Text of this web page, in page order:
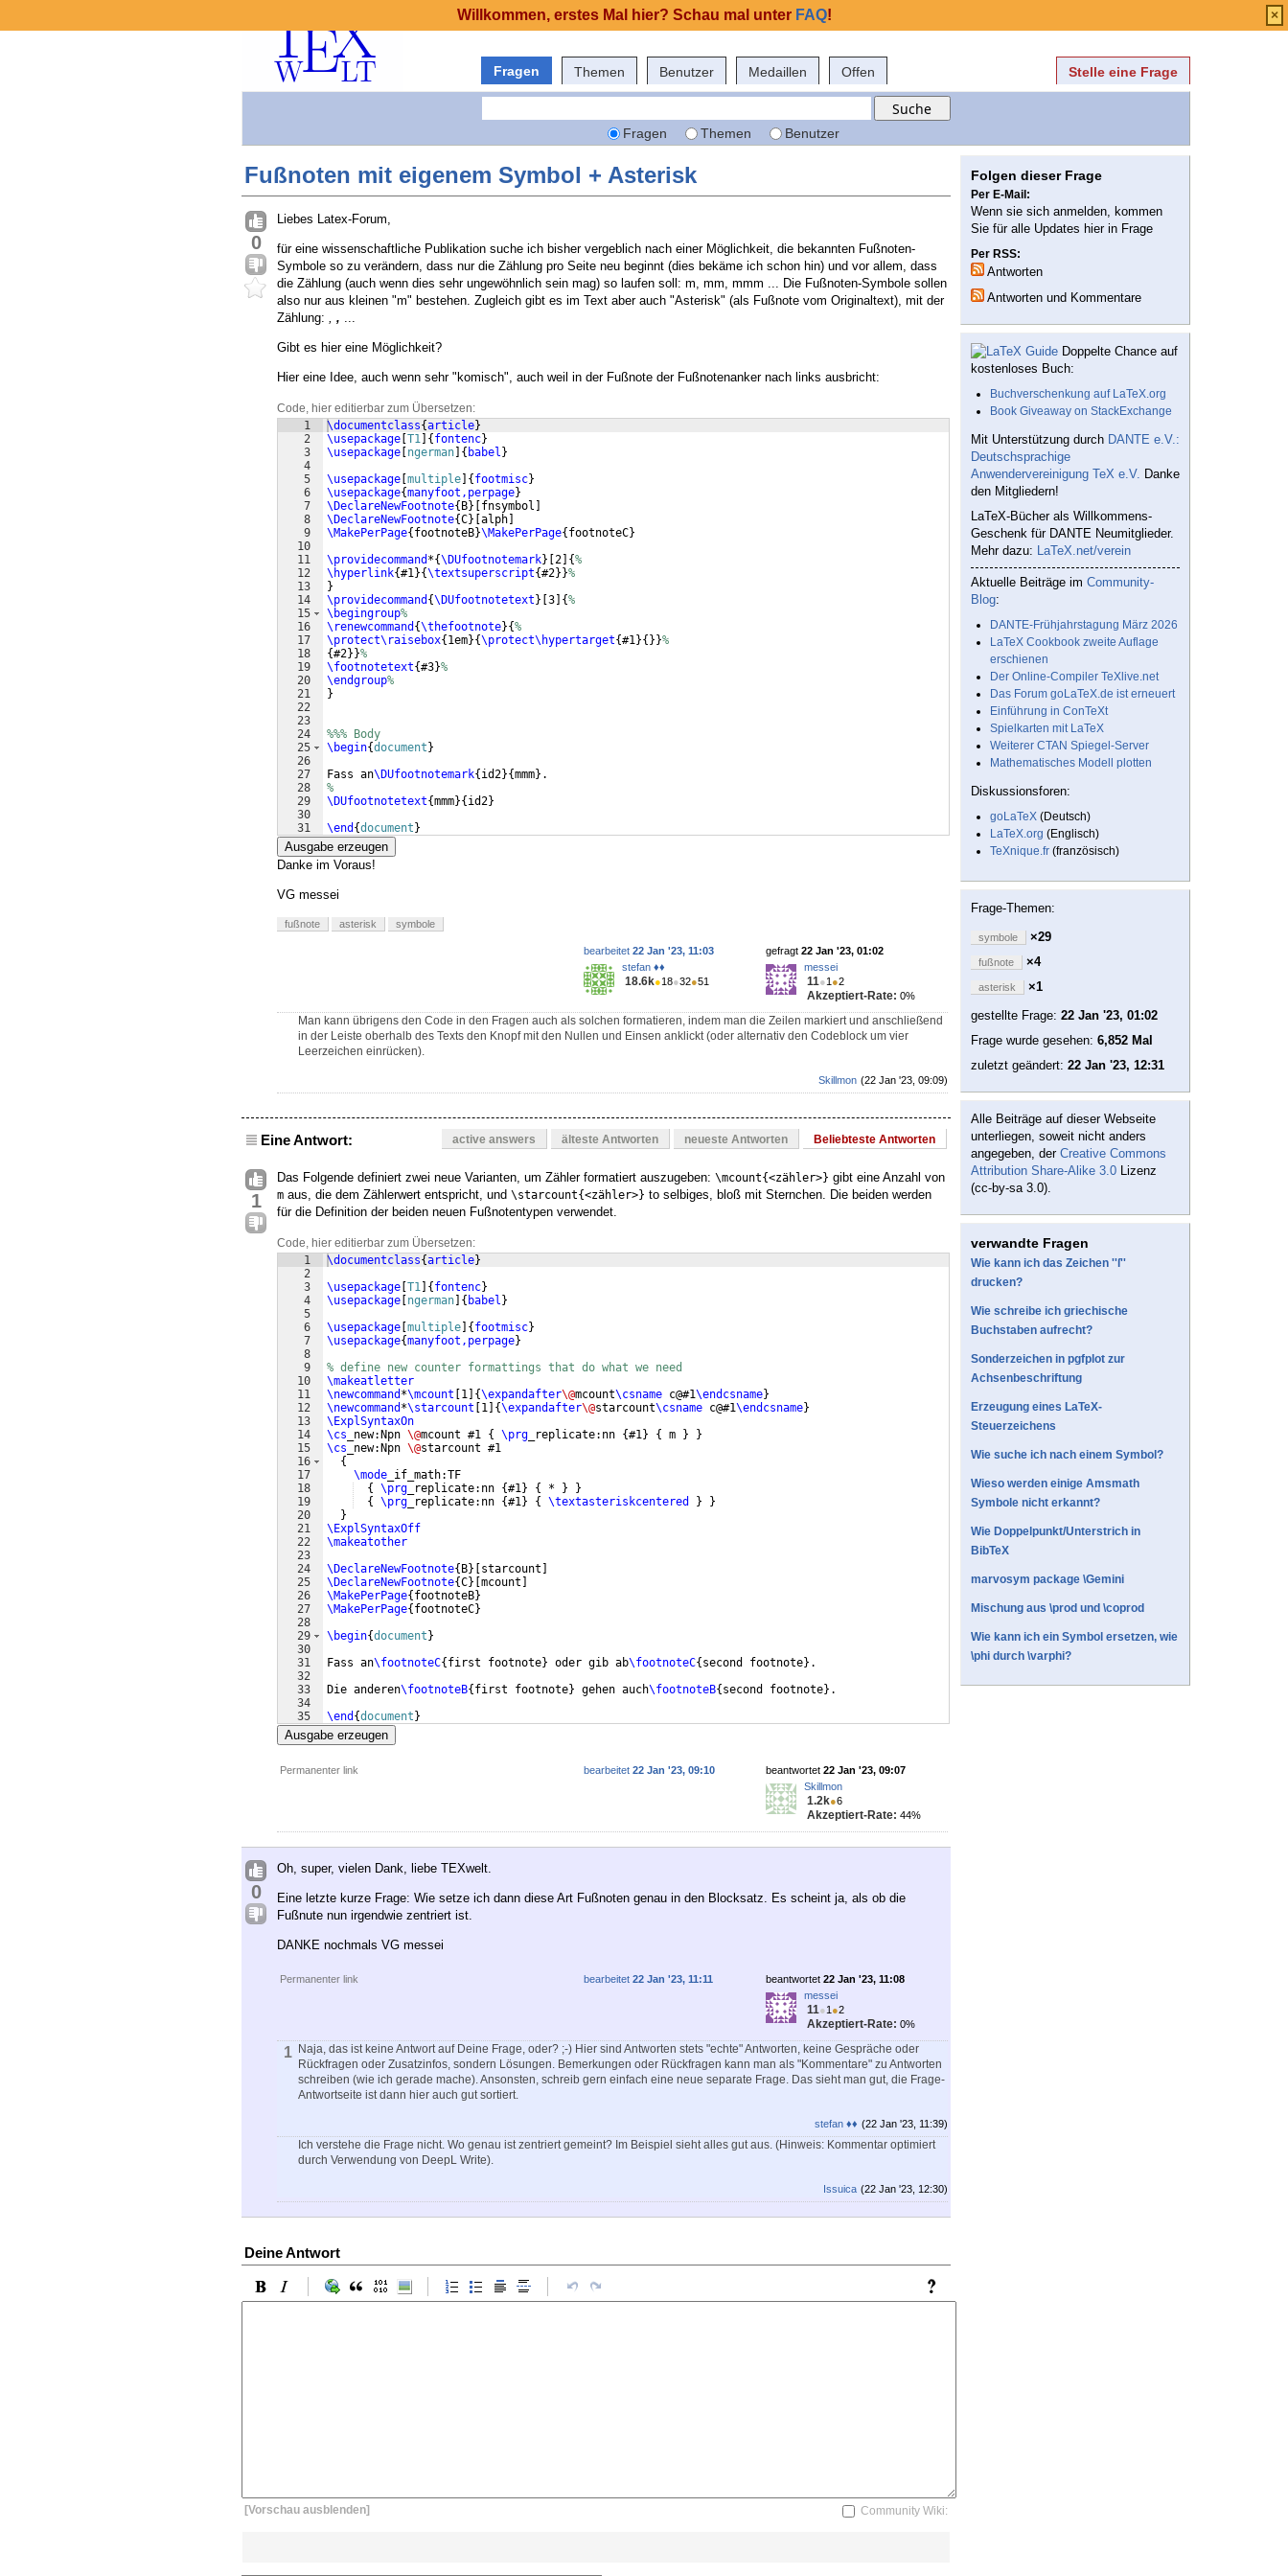
Fragen Themen Benutzer Medaillen Offen Stelle eine Frage
Fragen Themen Benutzer
Fußnoten mit eigenem Symbol + Asterisk
0
Liebes Latex-Forum,
für eine wissenschaftliche Publikation suche ich bisher vergeblich nach einer Möglichkeit, die bekannten Fußnoten-
Symbole so zu verändern, dass nur die Zählung pro Seite neu beginnt (dies bekäme ich schon hin) und vor allem, dass
die Zählung (auch wenn dies sehr ungewöhnlich sein mag) so laufen soll: m, mm, mmm ... Die Fußnoten-Symbole sollen
also nur aus kleinen "m" bestehen. Zugleich gibt es im Text aber auch "Asterisk" (als Fußnote vom Originaltext), mit der
Zählung: , , ...
Gibt es hier eine Möglichkeit?
Hier eine Idee, auch wenn sehr "komisch", auch weil in der Fußnote der Fußnotenanker nach links ausbricht:
Code, hier editierbar zum Übersetzen:
1
2
3
4
5
6
7
8
9
10
11
12
13
14
15
16
17
18
19
20
21
22
23
24
25
26
27
28
29
30
31
\documentclass{article}
\usepackage T1 { fontenc}
\usepackage ngerman { babel }
\usepackage multiple { footmisc}
\usepackage{manyfoot,perpage}
\DeclareNewFootnote{ B} fnsymbol
\DeclareNewFootnote{C} alph
\MakePerPage{ footnoteB}\MakePerPage{ footnoteC}
\providecommand *{\DUfootnotemark} 2 {%
\hyperlink{#1}{\textsuperscript{#2}}%
}
\providecommand {\DUfootnotetext } 3 {%
\begingroup%
\renewcommand {\thefootnote}{%
\protect\raisebox{ 1em}{\protect\hypertarget{#1}{ }}%
{#2}}%
\footnotetext{#3}%
\endgroup%
}
%%% Body
\begin{document }
Fass an\DUfootnotemark{ id2}{mmm} .
%
\DUfootnotetext{mmm}{ id2}
\end {document }
Ausgabe erzeugen
Danke im Voraus!
VG messei
fußnote asterisk symbole
gefragt 22 Jan '23, 01:02
messei
11●1 ●2
Akzeptiert-Rate: 0%
bearbeitet 22 Jan '23, 11:03
stefan ♦♦
18.6k●18●32●51
Man kann übrigens den Code in den Fragen auch als solchen formatieren, indem man die Zeilen markiert und anschließend
in der Leiste oberhalb des Texts den Knopf mit den Nullen und Einsen anklickt (oder alternativ den Codeblock um vier
Leerzeichen einrücken).
(22 Jan '23, 09:09)
Skillmon
Eine Antwort: active answers älteste Antworten neueste Antworten Beliebteste Antworten
1
Das Folgende definiert zwei neue Varianten, um Zähler formatiert auszugeben: \mcount{<zähler>} gibt eine Anzahl von
m aus, die dem Zählerwert entspricht, und \starcount{<zähler>} to selbiges, bloß mit Sternchen. Die beiden werden
für die Definition der beiden neuen Fußnotentypen verwendet.
Code, hier editierbar zum Übersetzen:
1
2
3
4
5
6
7
8
9
10
11
12
13
14
15
16
17
18
19
20
21
22
23
24
25
26
27
28
29
30
31
32
33
34
35
\documentclass{article}
\usepackage T1 { fontenc}
\usepackage ngerman { babel }
\usepackage multiple { footmisc}
\usepackage{manyfoot,perpage}
% define new counter formattings that do what we need
\makeatletter
\newcommand *\mcount 1 {\expandafter\@mcount\csname c@#1\endcsname}
\newcommand *\starcount 1 {\expandafter\@starcount\csname c@#1\endcsname}
\ExplSyntaxOn
\cs _new:Npn \@mcount #1 { \prg _replicate:nn {#1} { m }
}
\cs _new:Npn \@starcount #1
{
\mode _if_math:TF
{
\prg _replicate:nn {#1} { * }
}
{
\prg _replicate:nn {#1} { \textasteriskcentered }
}
}
\ExplSyntaxOff
\makeatother
\DeclareNewFootnote{ B} starcount
\DeclareNewFootnote{C} mcount
\MakePerPage{ footnoteB}
\MakePerPage{ footnoteC}
\begin{document }
Fass an\footnoteC{ first footnote} oder gib ab\footnoteC{ second footnote} .
Die anderen\footnoteB{ first footnote} gehen auch\footnoteB{ second footnote} .
\end {document }
Ausgabe erzeugen
Permanenter link beantwortet 22 Jan '23, 09:07
Skillmon
1.2k●6
Akzeptiert-Rate: 44%
bearbeitet 22 Jan '23, 09:10
0
Oh, super, vielen Dank, liebe TEXwelt.
Eine letzte kurze Frage: Wie setze ich dann diese Art Fußnoten genau in den Blocksatz. Es scheint ja, als ob die
Fußnute nun irgendwie zentriert ist.
DANKE nochmals VG messei
Permanenter link beantwortet 22 Jan '23, 11:08
messei
11●1 ●2
Akzeptiert-Rate: 0%
bearbeitet 22 Jan '23, 11:11
1
Naja, das ist keine Antwort auf Deine Frage, oder? ;-) Hier sind Antworten stets "echte" Antworten, keine Gespräche oder
Rückfragen oder Zusatzinfos, sondern Lösungen. Bemerkungen oder Rückfragen kann man als "Kommentare" zu Antworten
schreiben (wie ich gerade mache). Ansonsten, schreib gern einfach eine neue separate Frage. Das sieht man gut, die Frage-
Antwortseite ist dann hier auch gut sortiert.
(22 Jan '23, 11:39)
stefan ♦♦
Ich verstehe die Frage nicht. Wo genau ist zentriert gemeint? Im Beispiel sieht alles gut aus. (Hinweis: Kommentar optimiert
durch Verwendung von DeepL Write).
(22 Jan '23, 12:30)
Issuica
Deine Antwort
[Vorschau ausblenden] Community Wiki:
Folgen dieser Frage
Per E-Mail:
Wenn sie sich anmelden, kommen
Sie für alle Updates hier in Frage
Per RSS:
Antworten
Antworten und Kommentare
Doppelte Chance auf
kostenloses Buch:
Buchverschenkung auf LaTeX.org
Book Giveaway on StackExchange
Mit Unterstützung durch DANTE e.V.:
Deutschsprachige
Anwendervereinigung TeX e.V. Danke
den Mitgliedern!
LaTeX-Bücher als Willkommens-
Geschenk für DANTE Neumitglieder.
Mehr dazu: LaTeX.net/verein
Aktuelle Beiträge im Community-
Blog:
DANTE-Frühjahrstagung März 2026
LaTeX Cookbook zweite Auflage
erschienen
Der Online-Compiler TeXlive.net
Das Forum goLaTeX.de ist erneuert
Einführung in ConTeXt
Spielkarten mit LaTeX
Weiterer CTAN Spiegel-Server
Mathematisches Modell plotten
Diskussionsforen:
goLaTeX (Deutsch)
LaTeX.org (Englisch)
TeXnique.fr (französisch)
Frage-Themen:
symbole ×29
fußnote ×4
asterisk
×1
gestellte Frage: 22 Jan '23, 01:02
Frage wurde gesehen: 6,852 Mal
zuletzt geändert: 22 Jan '23, 12:31
Alle Beiträge auf dieser Webseite
unterliegen, soweit nicht anders
angegeben, der Creative Commons
Attribution Share-Alike 3.0 Lizenz
(cc-by-sa 3.0).
verwandte Fragen
Wie kann ich das Zeichen ''ſ''
drucken?
Wie schreibe ich griechische
Buchstaben aufrecht?
Sonderzeichen in pgfplot zur
Achsenbeschriftung
Erzeugung eines LaTeX-
Steuerzeichens
Wie suche ich nach einem Symbol?
Wieso werden einige Amsmath
Symbole nicht erkannt?
Wie Doppelpunkt/Unterstrich in
BibTeX
marvosym package \Gemini
Mischung aus \prod und \coprod
Wie kann ich ein Symbol ersetzen, wie
\phi durch \varphi?
Willkommen, erstes Mal hier? Schau mal unter FAQ! ×